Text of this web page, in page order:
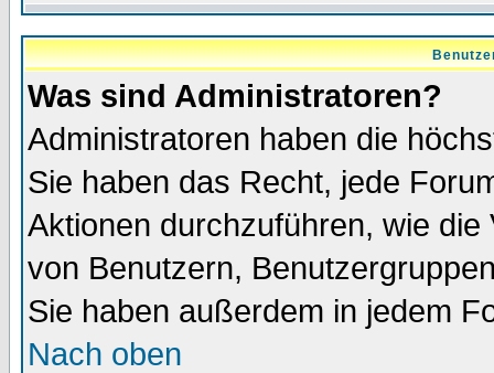
Was sind Administratoren?
Administratoren haben die
Sie haben das Recht, jede
Aktionen durchzuführen, wie
von Benutzern,
Sie haben außerdem in jedem
Nach oben